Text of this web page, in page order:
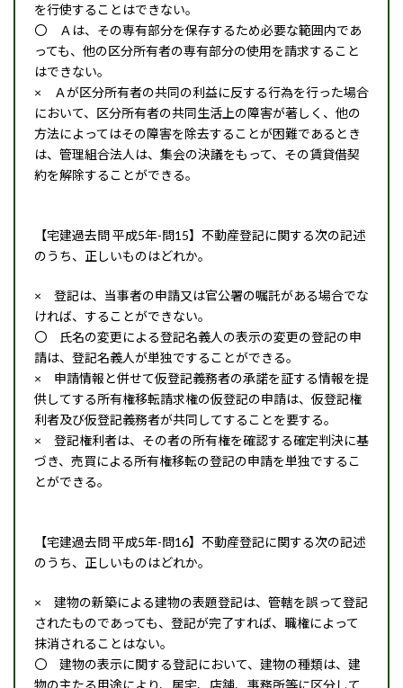
を行使することはできない。
〇 Ａは、その専有部分を保存するため必要な範囲内であ
っても、他の区分所有者の専有部分の使用を請求すること
はできない。
× Ａが区分所有者の共同の利益に反する行為を行った場合
において、区分所有者の共同生活上の障害が著しく、他の
方法によってはその障害を除去することが困難であるとき
は、管理組合法人は、集会の決議をもって、その賃貸借契
約を解除することができる。
【宅建過去問 平成5年-問15】不動産登記に関する次の記述
のうち、正しいものはどれか。
× 登記は、当事者の申請又は官公署の嘱託がある場合でな
ければ、することができない。
〇 氏名の変更による登記名義人の表示の変更の登記の申
請は、登記名義人が単独ですることができる。
× 申請情報と併せて仮登記義務者の承諾を証する情報を提
供してする所有権移転請求権の仮登記の申請は、仮登記権
利者及び仮登記義務者が共同してすることを要する。
× 登記権利者は、その者の所有権を確認する確定判決に基
づき、売買による所有権移転の登記の申請を単独でするこ
とができる。
【宅建過去問 平成5年-問16】不動産登記に関する次の記述
のうち、正しいものはどれか。
× 建物の新築による建物の表題登記は、管轄を誤って登記
されたものであっても、登記が完了すれば、職権によって
抹消されることはない。
〇 建物の表示に関する登記において、建物の種類は、建
物の主たる用途により、居宅、店舗、事務所等に区分して